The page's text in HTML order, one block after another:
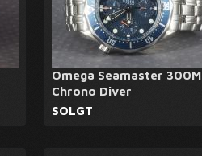
Omega Seamaster 300M
Chrono Diver
SOLGT